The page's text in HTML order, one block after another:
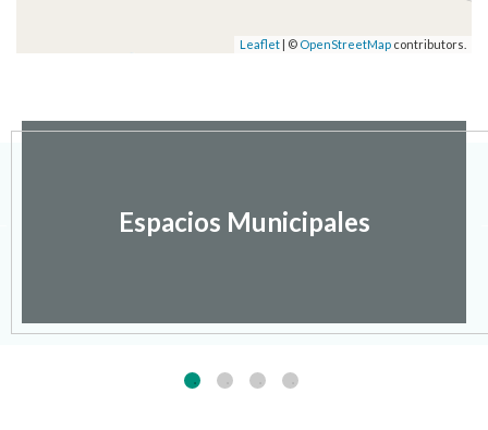
Leaflet | © OpenStreetMap contributors.
Espacios Municipales